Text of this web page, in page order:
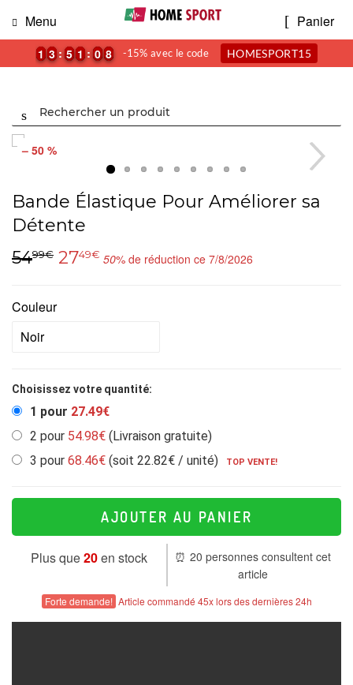
1
1
1
1 2
2
3
3 4
4
5
5 1
1
1
1 1
0
0 0
8
8 -15% avec le code HOMESPORT15
Menu Panier
Chercher
– 50 %
Bande Élastique Pour Améliorer sa
Détente
5499€ 2749€ 50% de réduction ce 7/8/2026
Couleur
Choisissez votre quantité:
1 pour 27.49€
2 pour 54.98€ (Livraison gratuite)
3 pour 68.46€ (soit 22.82€ / unité) TOP VENTE!
AJOUTER AU PANIER
plus que19en stock ⏰ 20 personnes consultent cet
article
Forte demande! Article commandé 45x lors des dernières 24h